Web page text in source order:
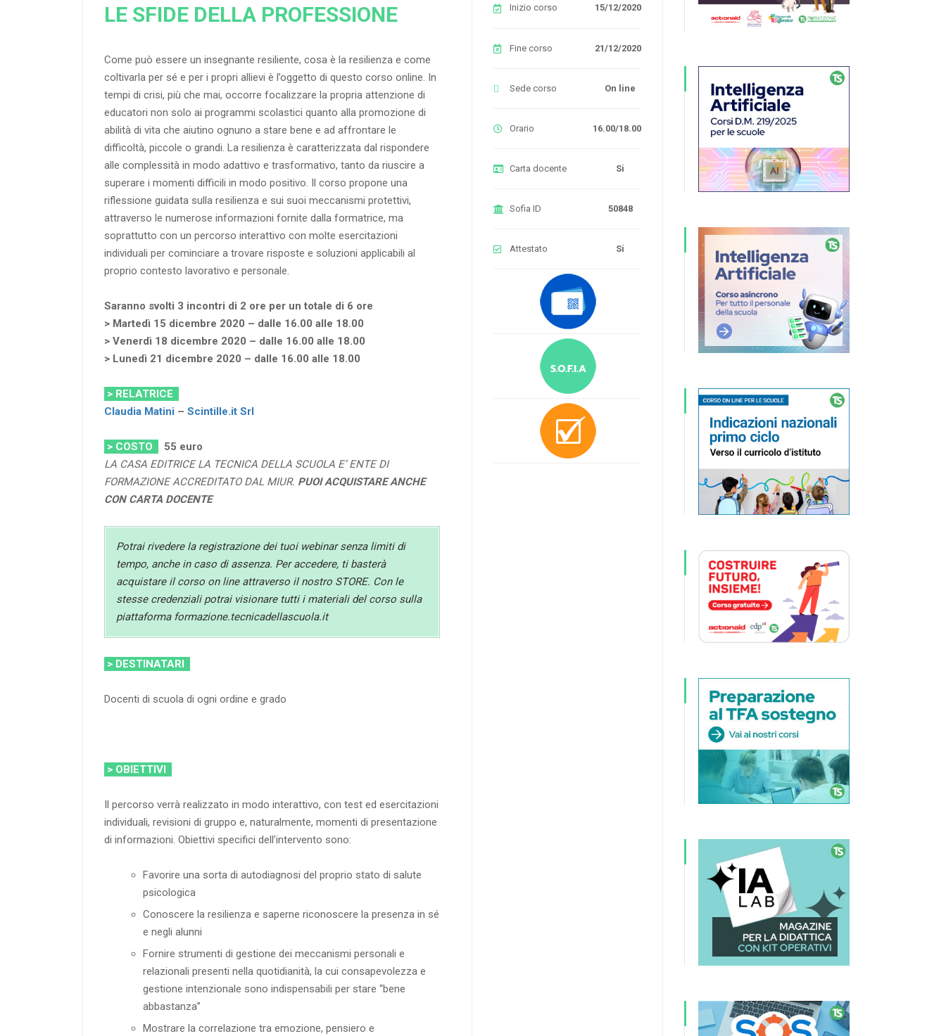
LE SFIDE DELLA PROFESSIONE
Come può essere un insegnante resiliente, cosa è la resilienza e come
coltivarla per sé e per i propri allievi è l’oggetto di questo corso online. In
tempi di crisi, più che mai, occorre focalizzare la propria attenzione di
educatori non solo ai programmi scolastici quanto alla promozione di
abilità di vita che aiutino ognuno a stare bene e ad affrontare le
difficoltà, piccole o grandi. La resilienza è caratterizzata dal rispondere
alle complessità in modo adattivo e trasformativo, tanto da riuscire a
superare i momenti difficili in modo positivo. Il corso propone una
riflessione guidata sulla resilienza e sui suoi meccanismi protettivi,
attraverso le numerose informazioni fornite dalla formatrice, ma
soprattutto con un percorso interattivo con molte esercitazioni
individuali per cominciare a trovare risposte e soluzioni applicabili al
proprio contesto lavorativo e personale.
Saranno svolti 3 incontri di 2 ore per un totale di 6 ore
> Martedì 15 dicembre 2020 – dalle 16.00 alle 18.00
> Venerdì 18 dicembre 2020 – dalle 16.00 alle 18.00
> Lunedì 21 dicembre 2020 – dalle 16.00 alle 18.00
> RELATRICE
Claudia Matini – Scintille.it Srl
> COSTO 55 euro
LA CASA EDITRICE LA TECNICA DELLA SCUOLA E’ ENTE DI
FORMAZIONE ACCREDITATO DAL MIUR. PUOI ACQUISTARE ANCHE
CON CARTA DOCENTE
Potrai rivedere la registrazione dei tuoi webinar senza limiti di
tempo, anche in caso di assenza. Per accedere, ti basterà
acquistare il corso on line attraverso il nostro STORE. Con le
stesse credenziali potrai visionare tutti i materiali del corso sulla
piattaforma formazione.tecnicadellascuola.it
> DESTINATARI
Docenti di scuola di ogni ordine e grado
> OBIETTIVI
Il percorso verrà realizzato in modo interattivo, con test ed esercitazioni
individuali, revisioni di gruppo e, naturalmente, momenti di presentazione
di informazioni. Obiettivi specifici dell’intervento sono:
Favorire una sorta di autodiagnosi del proprio stato di salute
psicologica
Conoscere la resilienza e saperne riconoscere la presenza in sé
e negli alunni
Fornire strumenti di gestione dei meccanismi personali e
relazionali presenti nella quotidianità, la cui consapevolezza e
gestione intenzionale sono indispensabili per stare “bene
abbastanza”
Mostrare la correlazione tra emozione, pensiero e
Inizio corso 15/12/2020
Fine corso 21/12/2020
Sede corso On line
Orario 16.00/18.00
Carta docente Si
Sofia ID 50848
Attestato Si